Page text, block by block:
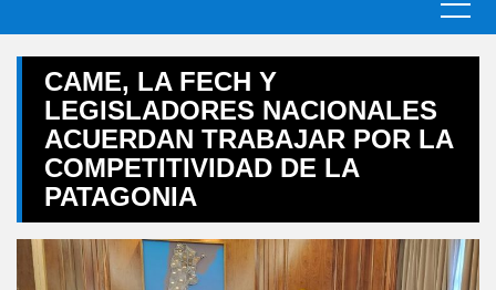
CAME, LA FECH Y
LEGISLADORES NACIONALES
ACUERDAN TRABAJAR POR LA
COMPETITIVIDAD DE LA
PATAGONIA